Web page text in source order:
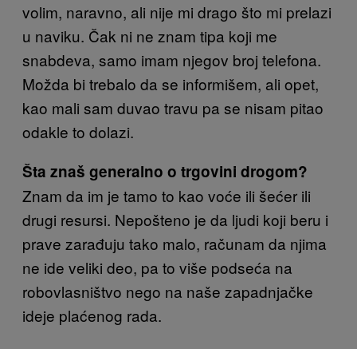
volim, naravno, ali nije mi drago što mi prelazi
u naviku. Čak ni ne znam tipa koji me
snabdeva, samo imam njegov broj telefona.
Možda bi trebalo da se informišem, ali opet,
kao mali sam duvao travu pa se nisam pitao
odakle to dolazi.
Šta znaš generalno o trgovini drogom?
Znam da im je tamo to kao voće ili šećer ili
drugi resursi. Nepošteno je da ljudi koji beru i
prave zarađuju tako malo, računam da njima
ne ide veliki deo, pa to više podseća na
robovlasništvo nego na naše zapadnjačke
ideje plaćenog rada.